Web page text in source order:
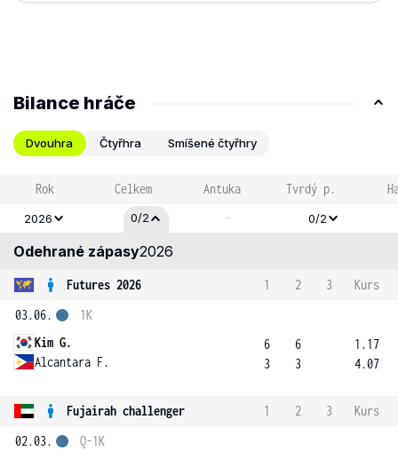
Bilance hráče
Dvouhra Čtyřhra Smíšené čtyřhry
Rok Celkem Antuka Tvrdý p.
2026 0/2 - 0/2
Odehrané zápasy2026
Futures 2026 1 2 3
Kurs
03.06.
Kim G.
Alcantara F.
1K
6
3
6
3
1.17
4.07
Fujairah challenger 1 2 3
Kurs
02.03.
Q-1K